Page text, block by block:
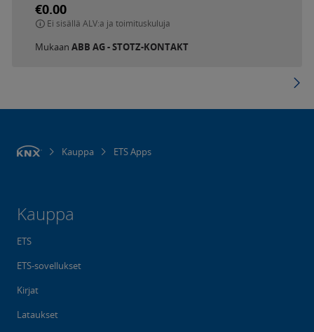
€0.00
Ei sisällä ALV:a ja toimituskuluja
Mukaan ABB AG - STOTZ-KONTAKT
Kauppa ETS Apps
Kauppa
ETS
ETS-sovellukset
Kirjat
Lataukset